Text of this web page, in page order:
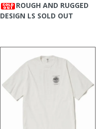
ROUGH AND RUGGED
DESIGN LS SOLD OUT